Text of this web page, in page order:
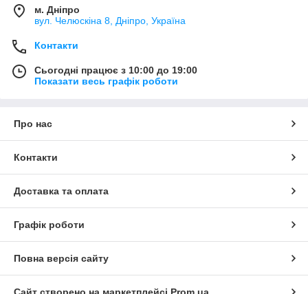
м. Дніпро
вул. Челюскіна 8, Дніпро, Україна
Контакти
Сьогодні працює з 10:00 до 19:00
Показати весь графік роботи
Про нас
Контакти
Доставка та оплата
Графік роботи
Повна версія сайту